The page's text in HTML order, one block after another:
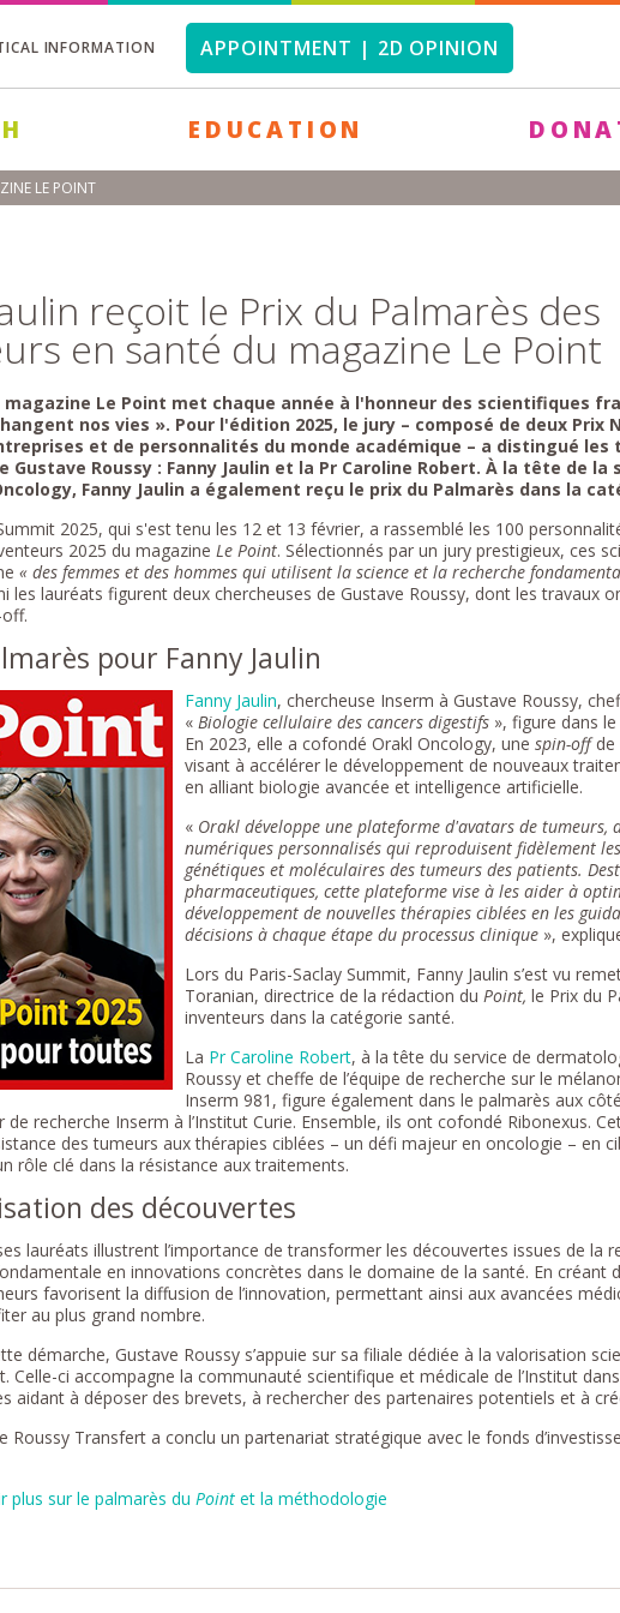
INFORMATION APPOINTMENT | 2D OPINION
EDUCATION
LE POINT
reçoit le Prix du Palmarès des
en santé du magazine Le Point
magazine Le Point met chaque année à l'honneur des scientifiques
nos vies ». Pour l'édition 2025, le jury – composé de deux Prix
et de personnalités du monde académique – a distingué les
Gustave Roussy : Fanny Jaulin et la Pr Caroline Robert. À la tête de la
Fanny Jaulin a également reçu le prix du Palmarès dans la
2025, qui s'est tenu les 12 et 13 février, a rassemblé les 100
2025 du magazine Le Point. Sélectionnés par un jury prestigieux, ces
« des femmes et des hommes qui utilisent la science et la recherche
les lauréats figurent deux chercheuses de Gustave Roussy, dont les travaux
pour Fanny Jaulin
Fanny Jaulin, chercheuse Inserm à Gustave Roussy,
« Biologie cellulaire des cancers digestifs », figure dans
En 2023, elle a cofondé Orakl Oncology, une spin-offde
visant à accélérer le développement de nouveaux
en alliant biologie avancée et intelligence artificielle.
« Orakl développe une plateforme d'avatars de tumeurs,
numériques personnalisés qui reproduisent fidèlement
génétiques et moléculaires des tumeurs des patients.
pharmaceutiques, cette plateforme vise à les aider à
développement de nouvelles thérapies ciblées en les
décisions à chaque étape du processus clinique »,
Lors du Paris-Saclay Summit, Fanny Jaulin s’est vu
Toranian, directrice de la rédaction du Point,le Prix du
inventeurs dans la catégorie santé.
La Pr Caroline Robert, à la tête du service de
Roussy et cheffe de l’équipe de recherche sur le
Inserm 981, figure également dans le palmarès aux
de recherche Inserm à l’Institut Curie. Ensemble, ils ont cofondé Ribonexus.
des tumeurs aux thérapies ciblées – un défi majeur en oncologie – en
rôle clé dans la résistance aux traitements.
des découvertes
lauréats illustrent l’importance de transformer les découvertes issues de la
en innovations concrètes dans le domaine de la santé. En créant
favorisent la diffusion de l’innovation, permettant ainsi aux avancées
au plus grand nombre.
démarche, Gustave Roussy s’appuie sur sa filiale dédiée à la valorisation
Celle-ci accompagne la communauté scientifique et médicale de l’Institut
aidant à déposer des brevets, à rechercher des partenaires potentiels et à
Roussy Transfert a conclu un partenariat stratégique avec le fonds
plus sur le palmarès du Point et la méthodologie